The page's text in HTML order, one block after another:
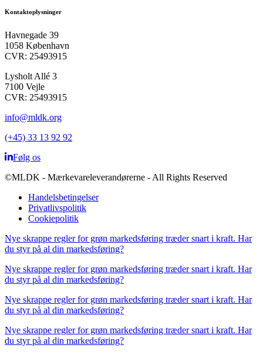
Kontaktoplysninger
Havnegade 39
1058 København
CVR: 25493915
Lysholt Allé 3
7100 Vejle
CVR: 25493915
info@mldk.org
(+45) 33 13 92 92
Følg os
©MLDK - Mærkevareleverandørerne - All Rights Reserved
Handelsbetingelser
Privatlivspolitik
Cookiepolitik
Nye skrappe regler for grøn markedsføring træder snart i kraft. Har
du styr på al din markedsføring?
Nye skrappe regler for grøn markedsføring træder snart i kraft. Har
du styr på al din markedsføring?
Nye skrappe regler for grøn markedsføring træder snart i kraft. Har
du styr på al din markedsføring?
Nye skrappe regler for grøn markedsføring træder snart i kraft. Har
du styr på al din markedsføring?